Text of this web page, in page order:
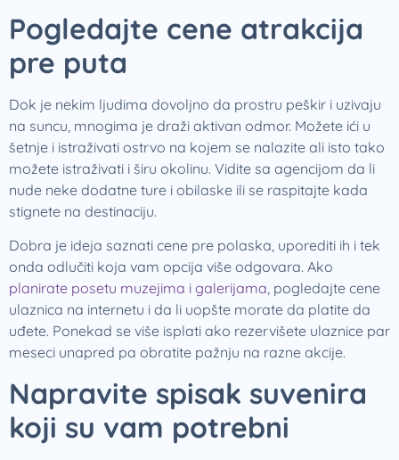
Pogledajte cene atrakcija
pre puta
Dok je nekim ljudima dovoljno da prostru peškir i uzivaju
na suncu, mnogima je draži aktivan odmor. Možete ići u
šetnje i istraživati ostrvo na kojem se nalazite ali isto tako
možete istraživati i širu okolinu. Vidite sa agencijom da li
nude neke dodatne ture i obilaske ili se raspitajte kada
stignete na destinaciju.
Dobra je ideja saznati cene pre polaska, uporediti ih i tek
onda odlučiti koja vam opcija više odgovara. Ako
planirate posetu muzejima i galerijama, pogledajte cene
ulaznica na internetu i da li uopšte morate da platite da
uđete. Ponekad se više isplati ako rezervišete ulaznice par
meseci unapred pa obratite pažnju na razne akcije.
Napravite spisak suvenira
koji su vam potrebni